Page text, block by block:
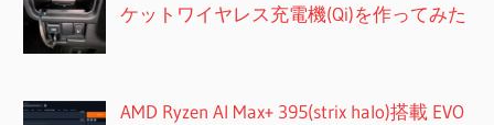
ケットワイヤレス充電機(Qi)を作ってみた
AMD Ryzen AI Max+ 395(strix halo)搭載 EVO